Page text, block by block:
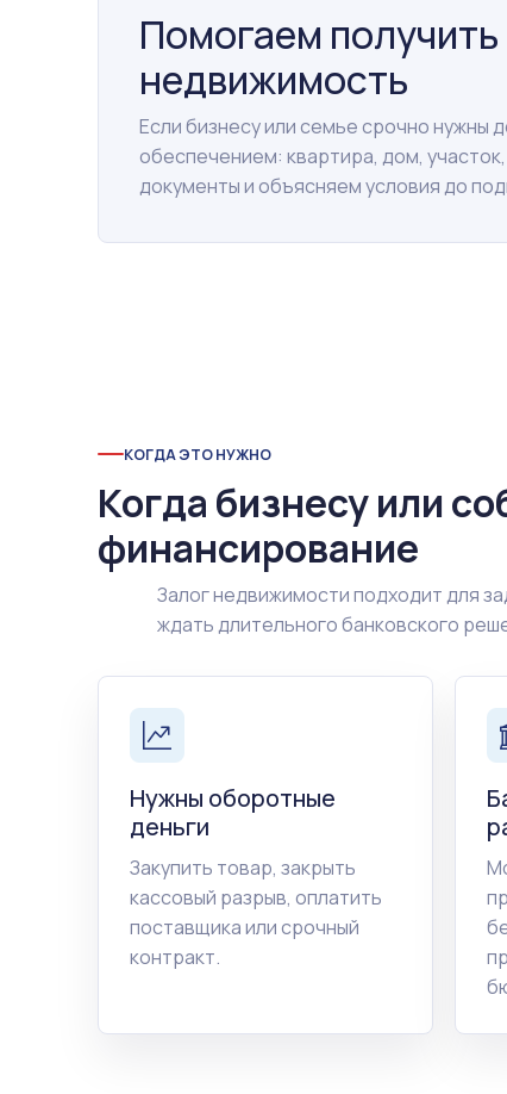
Помогаем
недвижимость
Если бизнесу или семье срочно нужны
обеспечением: квартира, дом,
документы и объясняем условия до
КОГДА ЭТО НУЖНО
Когда бизнесу или
финансирование
Залог недвижимости подходит для
ждать длительного банковского
Нужны оборотные
деньги
Закупить товар, закрыть
кассовый разрыв, оплатить
поставщика или срочный
контракт.